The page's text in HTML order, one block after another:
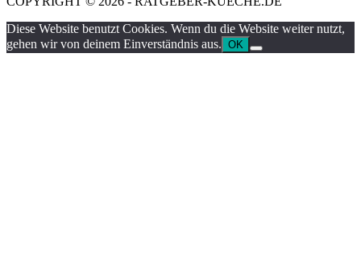
Diese Website benutzt Cookies. Wenn du die Website weiter nutzt,
gehen wir von deinem Einverständnis aus. OK